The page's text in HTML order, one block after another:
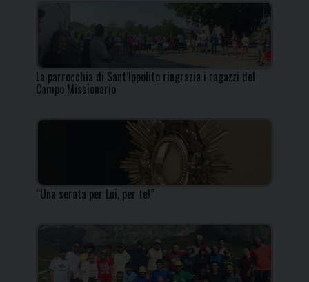
La parrocchia di Sant’Ippolito ringrazia i ragazzi del
Campo Missionario
“Una serata per Lui, per te!”